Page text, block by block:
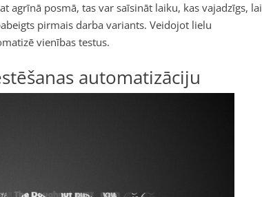
agrīnā posmā, tas var saīsināt laiku, kas vajadzīgs, lai
pirmais darba variants. Veidojot lielu
vienības testus.
automatizāciju